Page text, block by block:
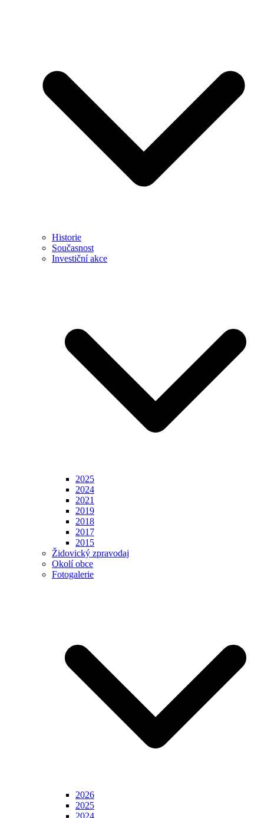
Historie
Současnost
Investiční akce
2025
2024
2021
2019
2018
2017
2015
Židovický zpravodaj
Okolí obce
Fotogalerie
2026
2025